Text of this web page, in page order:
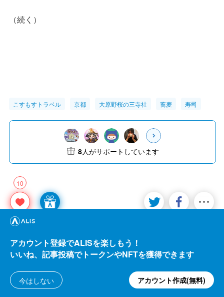
（続く）
こすもすトラベル 京都 大原野桜の三寺社 蕎麦 寿司
10
8人がサポートしています
獲得ALIS:
アカウント登録でALISを楽しもう！
いいね、記事投稿でトークンやNFTを獲得できます
今はしない アカウント作成(無料)